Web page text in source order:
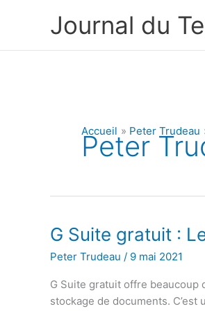
Journal du
Accueil Peter Trudeau
Peter
G Suite gratuit :
Peter Trudeau / 9 mai 2021
G Suite gratuit offre beaucoup
stockage de documents.